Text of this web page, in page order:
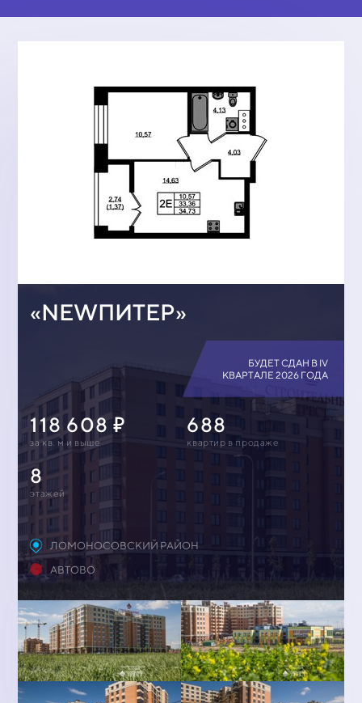
«NEWПИТЕР»
БУДЕТ СДАН В IV
КВАРТАЛЕ 2026 ГОДА
118 608
за кв. м и выше
688
квартир в продаже
8
этажей
ЛОМОНОСОВСКИЙ РАЙОН
АВТОВО